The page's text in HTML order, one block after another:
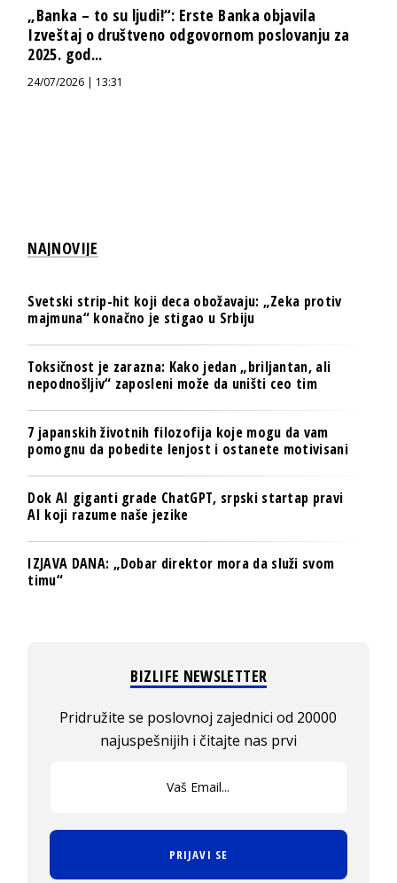
„Banka – to su ljudi!“: Erste Banka objavila
Izveštaj o društveno odgovornom poslovanju za
2025. god...
24/07/2026 | 13:31
NAJNOVIJE
Svetski strip-hit koji deca obožavaju: „Zeka protiv
majmuna“ konačno je stigao u Srbiju
Toksičnost je zarazna: Kako jedan „briljantan, ali
nepodnošljiv“ zaposleni može da uništi ceo tim
7 japanskih životnih filozofija koje mogu da vam
pomognu da pobedite lenjost i ostanete motivisani
Dok AI giganti grade ChatGPT, srpski startap pravi
AI koji razume naše jezike
IZJAVA DANA: „Dobar direktor mora da služi svom
timu“
BIZLIFE NEWSLETTER
Pridružite se poslovnoj zajednici od 20000
najuspešnijih i čitajte nas prvi
PRIJAVI SE